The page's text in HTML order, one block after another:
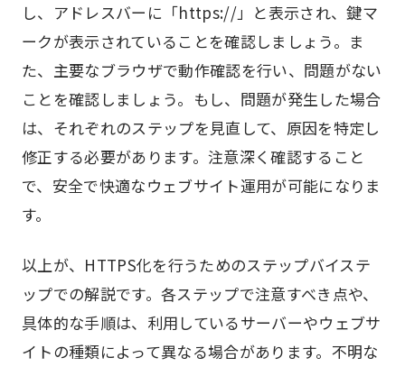
し、アドレスバーに「https://」と表示され、鍵マ
ークが表示されていることを確認しましょう。ま
た、主要なブラウザで動作確認を行い、問題がない
ことを確認しましょう。もし、問題が発生した場合
は、それぞれのステップを見直して、原因を特定し
修正する必要があります。注意深く確認すること
で、安全で快適なウェブサイト運用が可能になりま
す。
以上が、HTTPS化を行うためのステップバイステ
ップでの解説です。各ステップで注意すべき点や、
具体的な手順は、利用しているサーバーやウェブサ
イトの種類によって異なる場合があります。不明な